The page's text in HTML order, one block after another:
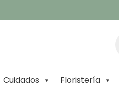
Cuidados Floristería